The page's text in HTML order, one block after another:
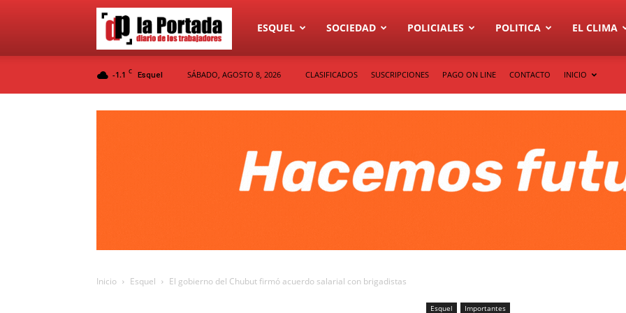
Diario
ESQUEL SOCIEDAD POLICIALES POLITICA EL CLIMA
-1.1 C Esquel SÁBADO, AGOSTO 8, 2026 CLASIFICADOS SUSCRIPCIONES PAGO ON LINE CONTACTO INICIO
Inicio Esquel El gobierno del Chubut firmó acuerdo salarial con brigadistas
Esquel Importantes